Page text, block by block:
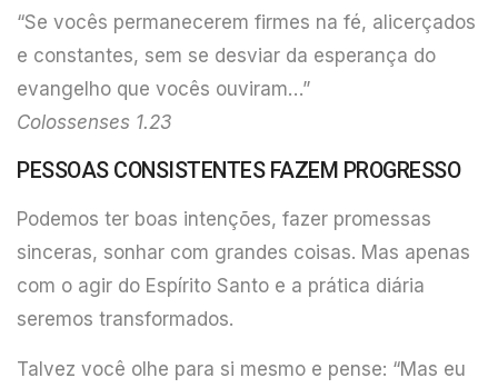
“Se vocês permanecerem firmes na fé, alicerçados
e constantes, sem se desviar da esperança do
evangelho que vocês ouviram…”
Colossenses 1.23
PESSOAS CONSISTENTES FAZEM PROGRESSO
Podemos ter boas intenções, fazer promessas
sinceras, sonhar com grandes coisas. Mas apenas
com o agir do Espírito Santo e a prática diária
seremos transformados.
Talvez você olhe para si mesmo e pense: “Mas eu